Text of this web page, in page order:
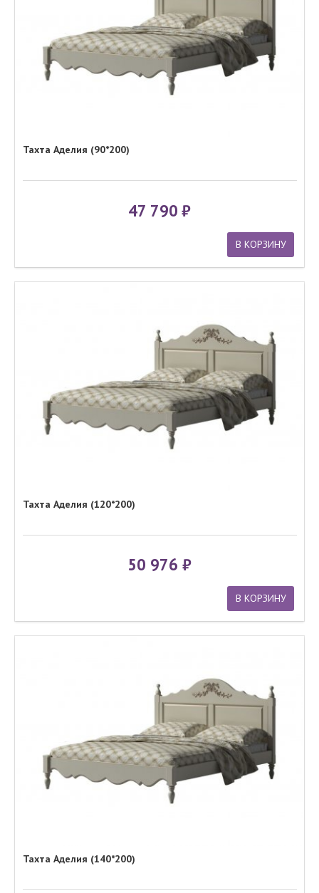
Тахта Аделия (90*200)
47 790
В КОРЗИНУ
Тахта Аделия (120*200)
50 976
В КОРЗИНУ
Тахта Аделия (140*200)